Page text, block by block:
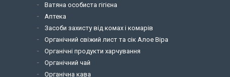
Ватяна особиста гігієна
Аптека
Засоби захисту від комах і комарів
Органічний свіжий лист та сік Алое Віра
Органічні продукти харчування
Органічний чай
Органічна кава